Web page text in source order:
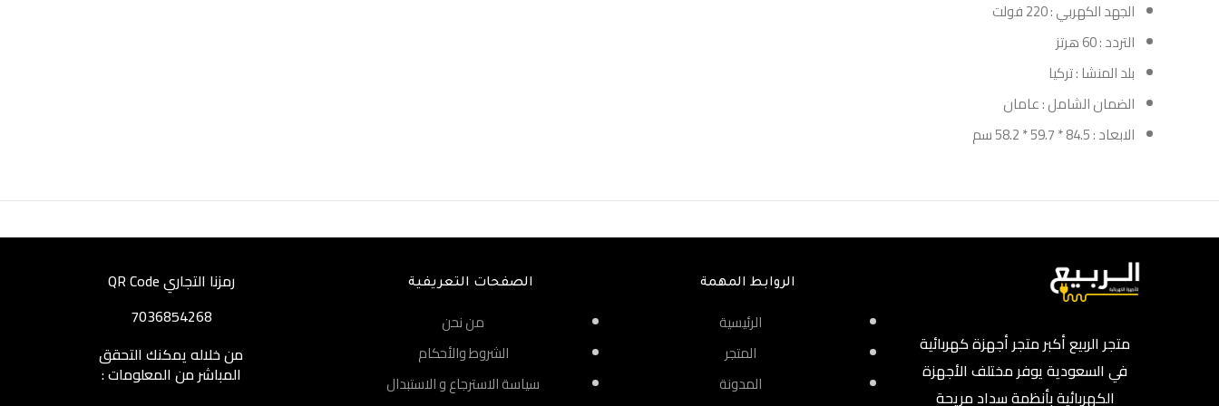
الجهد الكهربي : 220 فولت
التردد : 60 هرتز
بلد المنشا : تركيا
الضمان الشامل : عامان
الابعاد : 84.5 * 59.7 * 58.2 سم
متجر الربيع أكبر متجر أجهزة كهربائية
في السعودية يوفر مختلف الأجهزة
الكهربائية بأنظمة سداد مريحة
الروابط المهمة
الرئيسية
المتجر
المدونة
الصفحات التعريفية
من نحن
الشروط والأحكام
سياسة الاسترجاع و الاستبدال
رمزنا التجاري QR Code
7036854268
من خلاله يمكنك التحقق
المباشر من المعلومات :